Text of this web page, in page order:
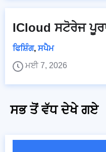
ICloud ਸਟੋਰੇਜ
ਫਿਸ਼ਿੰਗ, ਸਪੈਮ
ਮਈ 7, 2026
ਸਭ ਤੋਂ ਵੱਧ ਦੇਖੇ ਗਏ